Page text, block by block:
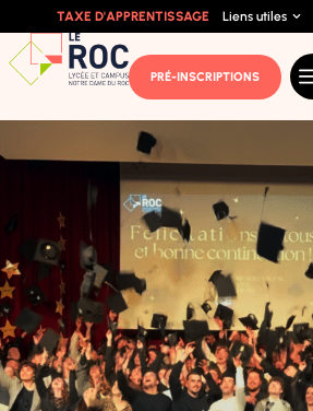
TAXE D'APPRENTISSAGE Liens utiles
PRÉ-INSCRIPTIONS